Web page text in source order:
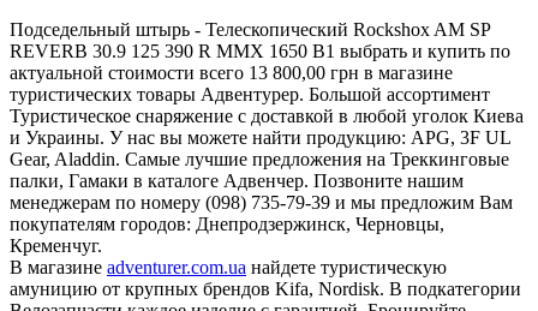
Подседельный штырь - Телескопический Rockshox AM SP
REVERB 30.9 125 390 R MMX 1650 B1 выбрать и купить по
актуальной стоимости всего 13 800,00 грн в магазине
туристических товары Адвентурер. Большой ассортимент
Туристическое снаряжение с доставкой в любой уголок Киева
и Украины. У нас вы можете найти продукцию: APG, 3F UL
Gear, Aladdin. Самые лучшие предложения на Треккинговые
палки, Гамаки в каталоге Адвенчер. Позвоните нашим
менеджерам по номеру (098) 735-79-39 и мы предложим Вам
покупателям городов: Днепродзержинск, Черновцы,
Кременчуг.
В магазине adventurer.com.ua найдете туристическую
амуницию от крупных брендов Kifa, Nordisk. В подкатегории